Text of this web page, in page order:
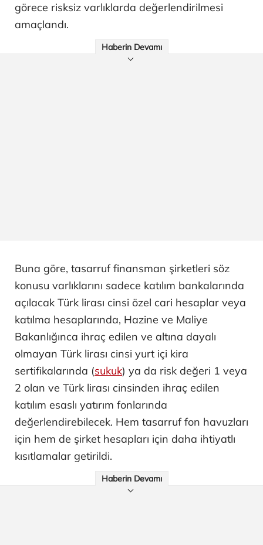
görece risksiz varlıklarda değerlendirilmesi
amaçlandı.
Haberin Devamı
Buna göre, tasarruf finansman şirketleri söz
konusu varlıklarını sadece katılım bankalarında
açılacak Türk lirası cinsi özel cari hesaplar veya
katılma hesaplarında, Hazine ve Maliye
Bakanlığınca ihraç edilen ve altına dayalı
olmayan Türk lirası cinsi yurt içi kira
sertifikalarında (sukuk) ya da risk değeri 1 veya
2 olan ve Türk lirası cinsinden ihraç edilen
katılım esaslı yatırım fonlarında
değerlendirebilecek. Hem tasarruf fon havuzları
için hem de şirket hesapları için daha ihtiyatlı
kısıtlamalar getirildi.
Haberin Devamı